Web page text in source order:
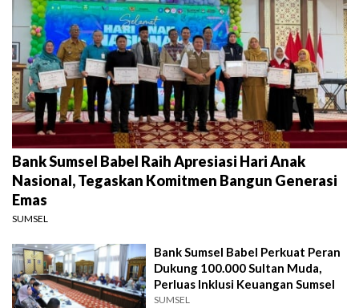
Bank Sumsel Babel Raih Apresiasi Hari Anak
Nasional, Tegaskan Komitmen Bangun Generasi
Emas
SUMSEL
Bank Sumsel Babel Perkuat Peran
Dukung 100.000 Sultan Muda,
Perluas Inklusi Keuangan Sumsel
SUMSEL